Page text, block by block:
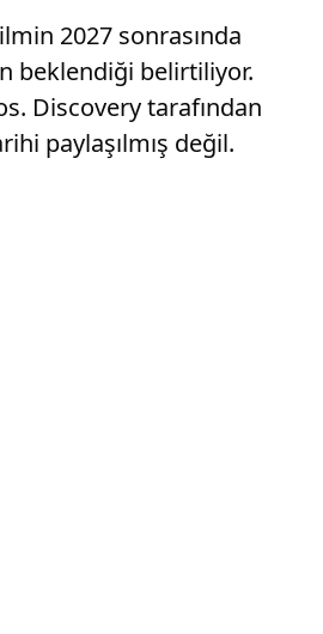
2027 sonrasında
beklendiği belirtiliyor.
Discovery tarafından
paylaşılmış değil.